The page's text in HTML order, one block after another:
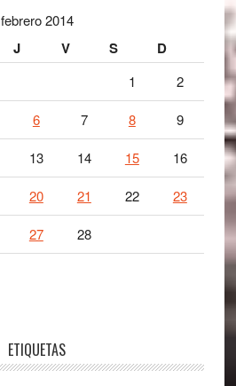
febrero 2014
J V S D
1 2
6 7 8 9
13 14 15 16
20 21 22 23
27 28
ETIQUETAS